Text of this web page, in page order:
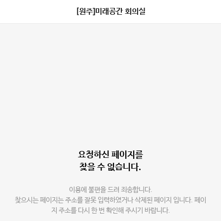
[원주]미래공간 회의실
요청하신 페이지를
찾을 수 없습니다.
이용에 불편을 드려 죄송합니다.
찾으시는 페이지는 주소를 잘못 입력하였거나 삭제된 페이지 입니다. 페이
지 주소를 다시 한 번 확인해 주시기 바랍니다.